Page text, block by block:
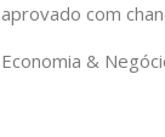
aprovado com
Economia &